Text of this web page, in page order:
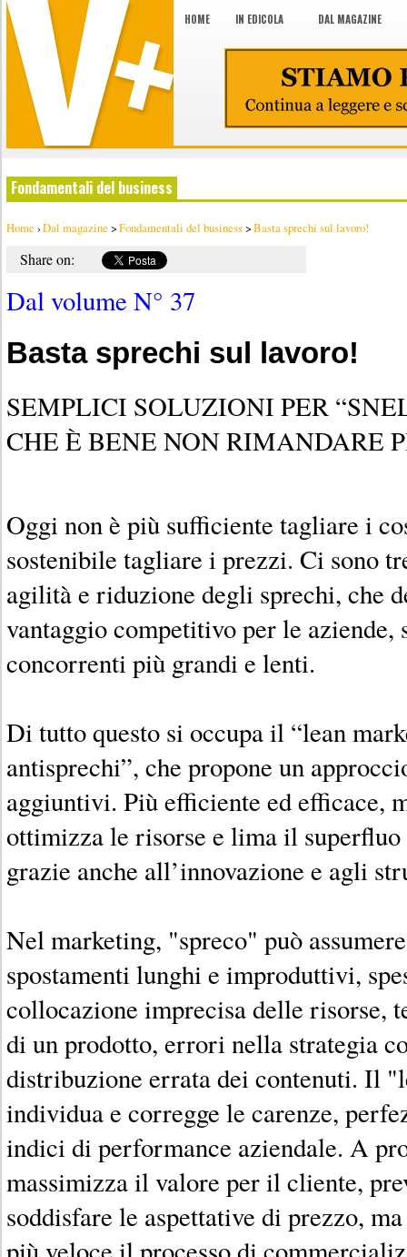
HOME IN EDICOLA DAL MAGAZINE
Fondamentali del business
Home ›Dal magazine >Fondamentali del business>Basta sprechi sul lavoro!
Share on:
Dal volume N° 37
Basta sprechi sul lavoro!
SEMPLICI SOLUZIONI PER
CHE È BENE NON RIMANDARE
Oggi non è più sufficiente tagliare i
sostenibile tagliare i prezzi. Ci sono
agilità e riduzione degli sprechi, che
vantaggio competitivo per le aziende,
concorrenti più grandi e lenti.
Di tutto questo si occupa il “lean
antisprechi”, che propone un
aggiuntivi. Più efficiente ed efficace,
ottimizza le risorse e lima il
grazie anche all’innovazione e agli
Nel marketing, "spreco" può
spostamenti lunghi e improduttivi,
collocazione imprecisa delle risorse,
di un prodotto, errori nella strategia
distribuzione errata dei contenuti. Il
individua e corregge le carenze,
indici di performance aziendale. A
massimizza il valore per il cliente,
soddisfare le aspettative di prezzo,